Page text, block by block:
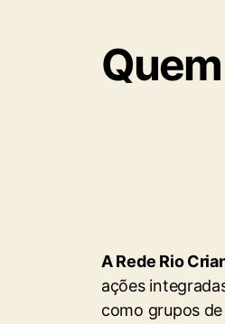
A Rede Rio
ações
como grupos